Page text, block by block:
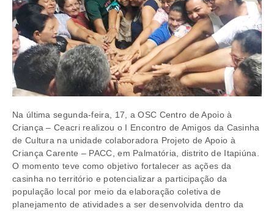
Na última segunda-feira, 17, a OSC Centro de Apoio à
Criança – Ceacri realizou o I Encontro de Amigos da Casinha
de Cultura na unidade colaboradora Projeto de Apoio à
Criança Carente – PACC, em Palmatória, distrito de Itapiúna.
O momento teve como objetivo fortalecer as ações da
casinha no território e potencializar a participação da
população local por meio da elaboração coletiva de
planejamento de atividades a ser desenvolvida dentro da